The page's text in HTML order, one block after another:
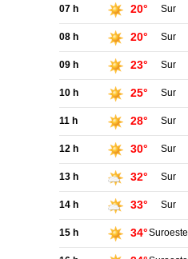
07 h 20° Sur
08 h 20° Sur
09 h 23° Sur
10 h 25° Sur
11 h 28° Sur
12 h 30° Sur
13 h 32° Sur
14 h 33° Sur
15 h 34°Suroeste